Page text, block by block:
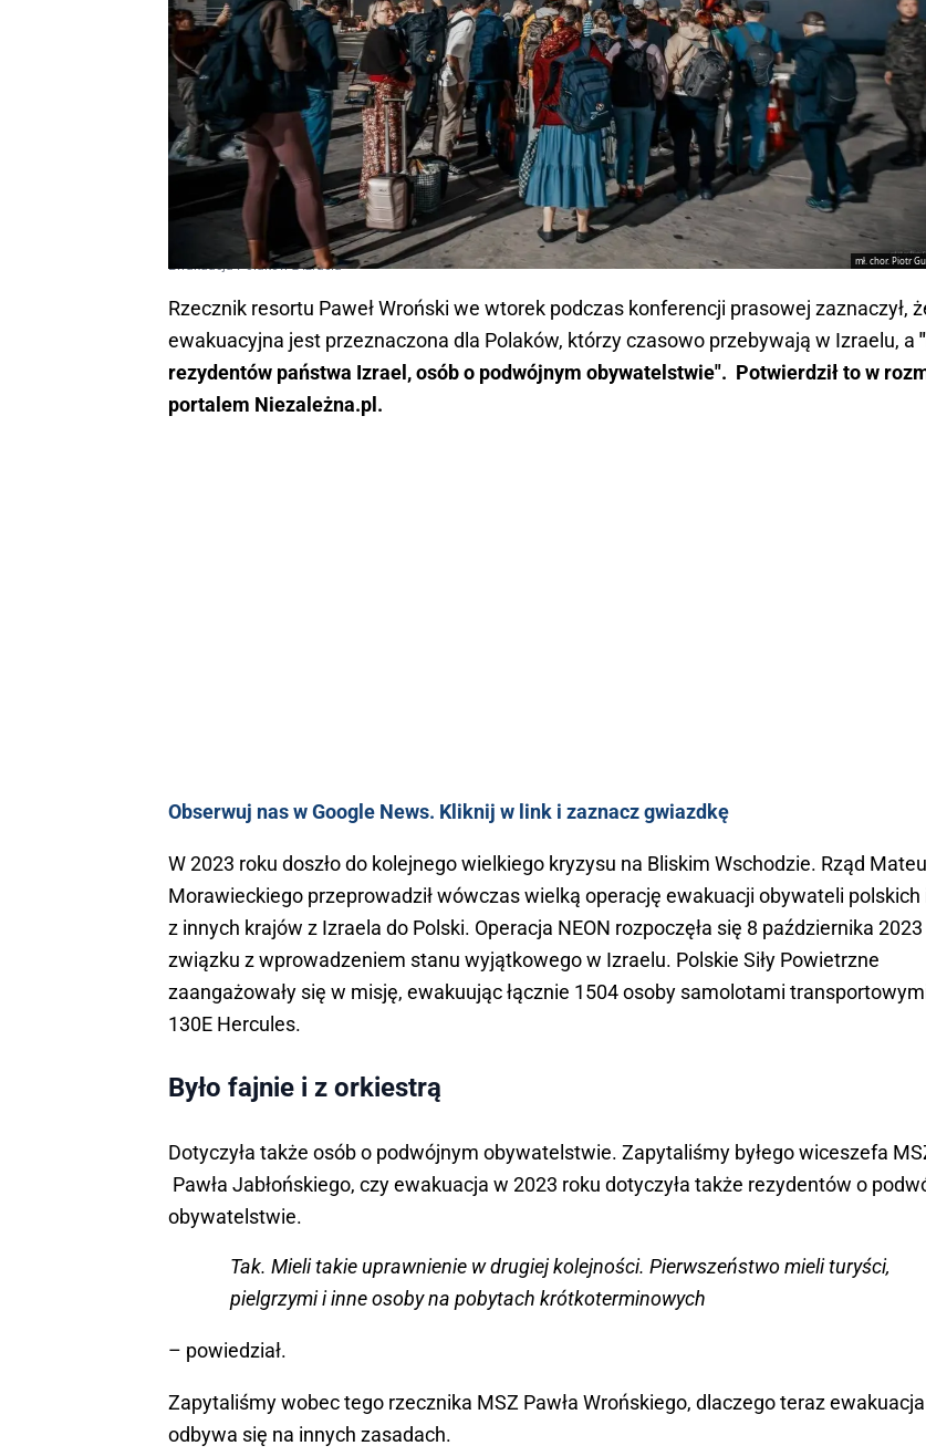
mł. chor. Piotr
Ewakuacja Polaków z Izraela
Rzecznik resortu Paweł Wroński we wtorek podczas konferencji prasowej zaznaczył,
ewakuacyjna jest przeznaczona dla Polaków, którzy czasowo przebywają w Izraelu, a
rezydentów państwa Izrael, osób o podwójnym obywatelstwie". Potwierdził to w
portalem Niezależna.pl.
Obserwuj nas w Google News. Kliknij w link i zaznacz gwiazdkę
W 2023 roku doszło do kolejnego wielkiego kryzysu na Bliskim Wschodzie. Rząd
Morawieckiego przeprowadził wówczas wielką operację ewakuacji obywateli polskich
z innych krajów z Izraela do Polski. Operacja NEON rozpoczęła się 8 października
związku z wprowadzeniem stanu wyjątkowego w Izraelu. Polskie Siły Powietrzne
zaangażowały się w misję, ewakuując łącznie 1504 osoby samolotami
130E Hercules.
Było fajnie i z orkiestrą
Dotyczyła także osób o podwójnym obywatelstwie. Zapytaliśmy byłego wiceszefa
Pawła Jabłońskiego, czy ewakuacja w 2023 roku dotyczyła także rezydentów o
obywatelstwie.
Tak. Mieli takie uprawnienie w drugiej kolejności. Pierwszeństwo mieli turyści,
pielgrzymi i inne osoby na pobytach krótkoterminowych
– powiedział.
Zapytaliśmy wobec tego rzecznika MSZ Pawła Wrońskiego, dlaczego teraz ewakuacja
odbywa się na innych zasadach.